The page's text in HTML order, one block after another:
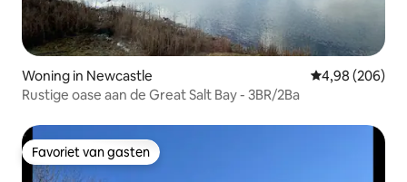
Woning in Newcastle Gemiddelde
4,98 (206)
Rustige oase aan de Great Salt Bay - 3BR/2Ba
Favoriet van gasten
Favoriet van gasten